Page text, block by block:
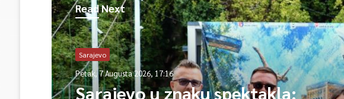
Read Next
Sarajevo
Petak, 7 Augusta 2026, 17:16
Sarajevo u znaku spektakla: